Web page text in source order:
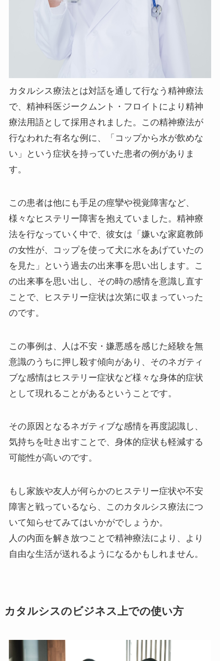
カタルシス療法とは対話を通して行なう精神療法
で、精神科医ジークムント・フロイトにより精神
療法用語として採用されました。この精神療法が
行なわれた有名な例に、「コップから水が飲めな
い」という症状を持っていた患者の例がありま
す。
この患者は他にも手足の痙攣や視覚障害など、
様々なヒステリー障害を抱えていました。精神療
法を行なっていく中で、彼女は「嫌いな家庭教師
の女性が、コップを使って犬に水をあげていたの
を見た」という過去の出来事を思い出します。こ
の出来事を思い出し、その時の感情を意識し直す
ことで、ヒステリー症状は次第に収まっていった
のです。
この事例は、人は不安・嫌悪感を感じた経験を無
意識のうちに押し殺す傾向があり、そのネガティ
ブな感情はヒステリー症状など様々な身体的症状
として現れることがあるということです。
その原因となるネガティブな感情を再度認識し、
気持ちを吐き出すことで、身体的症状も軽減する
可能性が高いのです。
もし家族や友人が何らかのヒステリー症状や不安
障害と戦っているなら、このカタルシス療法につ
いて知らせてみてはいかがでしょうか。
人の内面を解き放つことで精神療法により、より
自由な生活が送れるようになるかもしれません。
カタルシスのビジネス上での使い方